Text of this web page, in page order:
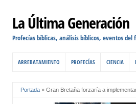
La Última Generación
Profecías bíblicas, análisis bíblicos, eventos del
ARREBATAMIENTO PROFECÍAS CIENCIA
Portada » Gran Bretaña forzaría a